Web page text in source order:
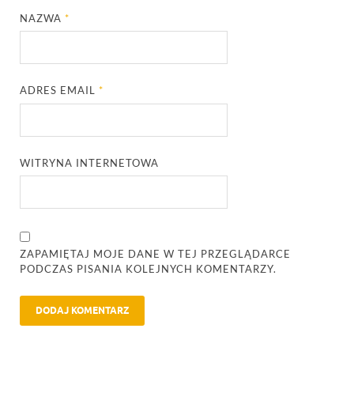
NAZWA*
ADRES EMAIL*
WITRYNA INTERNETOWA
ZAPAMIĘTAJ MOJE DANE W TEJ PRZEGLĄDARCE
PODCZAS PISANIA KOLEJNYCH KOMENTARZY.